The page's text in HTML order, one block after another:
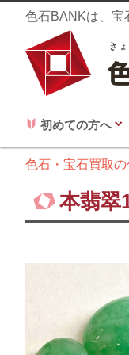
色石BANKは、宝
初めての方へ
色石・宝石買取
本翡翠